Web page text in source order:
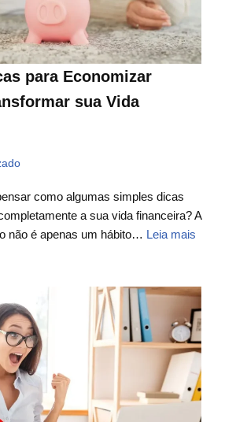
para Economizar
sua Vida
como algumas simples dicas
a sua vida financeira? A
não é apenas um hábito… Leia mais